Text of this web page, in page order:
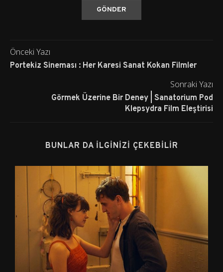
Önceki Yazı
Portekiz Sineması : Her Karesi Sanat Kokan Filmler
Sonraki Yazı
Görmek Üzerine Bir Deney | Sanatorium Pod
Klepsydra Film Eleştirisi
BUNLAR DA İLGINIZI ÇEKEBILIR